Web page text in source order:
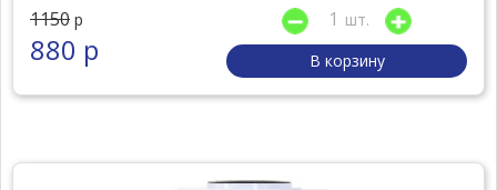
1150 р
880 р
шт.
В корзину